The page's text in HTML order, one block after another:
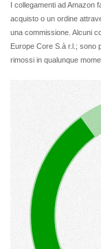
I collegamenti ad
acquisto o un ordine
una commissione. Alcuni
Europe Core S.à r.l.;
rimossi in qualunque